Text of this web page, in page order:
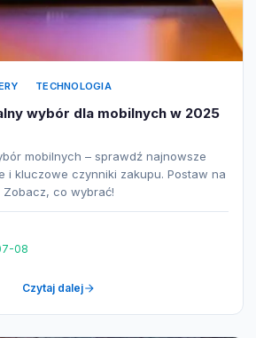
TECHNOLOGIA
wybór dla mobilnych w 2025
mobilnych – sprawdź najnowsze
i kluczowe czynniki zakupu. Postaw na
co wybrać!
08
Czytaj dalej